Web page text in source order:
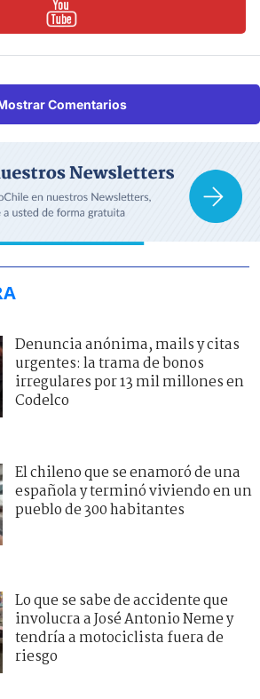
Comentarios
Denuncia anónima, mails y citas
urgentes: la trama de bonos
irregulares por 13 mil millones en
Codelco
El chileno que se enamoró de una
española y terminó viviendo en un
pueblo de 300 habitantes
Lo que se sabe de accidente que
involucra a José Antonio Neme y
tendría a motociclista fuera de
riesgo